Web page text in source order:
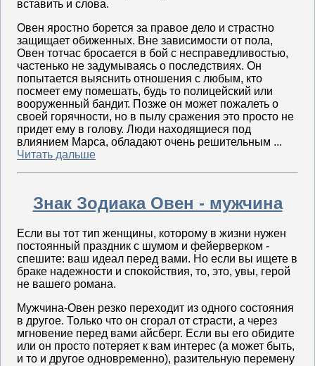
вставить и слова.
Овен яростно борется за правое дело и страстно
защищает обиженных. Вне зависимости от пола,
Овен тотчас бросается в бой с несправедливостью,
частенько не задумываясь о последствиях. Он
попытается выяснить отношения с любым, кто
посмеет ему помешать, будь то полицейский или
вооруженный бандит. Позже он может пожалеть о
своей горячности, но в пылу сражения это просто не
придет ему в голову. Люди находящиеся под
влиянием Марса, обладают очень решительным ...
Читать дальше
Знак Зодиака Овен - мужчина
Если вы тот тип женщины, которому в жизни нужен
постоянный праздник с шумом и фейерверком -
спешите: ваш идеал перед вами. Но если вы ищете в
браке надежности и спокойствия, то, это, увы, герой
не вашего романа.
Мужчина-Овен резко переходит из одного состояния
в другое. Только что он сгорал от страсти, а через
мгновение перед вами айсберг. Если вы его обидите
или он просто потеряет к вам интерес (а может быть,
и то и другое одновременно), разительную перемену